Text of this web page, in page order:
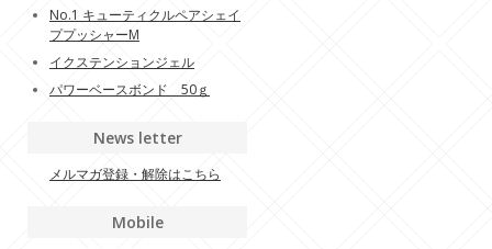
No.1 キューティクルペアシェイ
ププッシャーM
イクステンションジェル
パワーベースボンド 50ｇ
News letter
メルマガ登録・解除はこちら
Mobile